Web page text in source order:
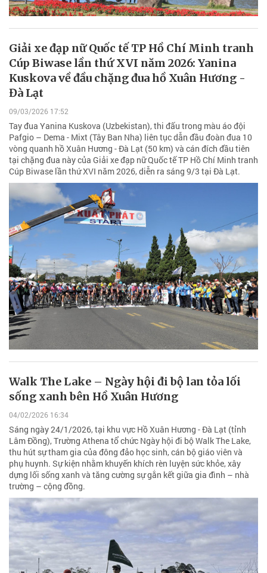
Giải xe đạp nữ Quốc tế TP Hồ Chí Minh tranh
Cúp Biwase lần thứ XVI năm 2026: Yanina
Kuskova về đầu chặng đua hồ Xuân Hương -
Đà Lạt
09/03/2026 17:52
Tay đua Yanina Kuskova (Uzbekistan), thi đấu trong màu áo đội
Pafgio – Dema - Mixt (Tây Ban Nha) liên tục dẫn đầu đoàn đua 10
vòng quanh hồ Xuân Hương - Đà Lạt (50 km) và cán đích đầu tiên
tại chặng đua này của Giải xe đạp nữ Quốc tế TP Hồ Chí Minh tranh
Cúp Biwase lần thứ XVI năm 2026, diễn ra sáng 9/3 tại Đà Lạt.
Walk The Lake – Ngày hội đi bộ lan tỏa lối
sống xanh bên Hồ Xuân Hương
04/02/2026 16:34
Sáng ngày 24/1/2026, tại khu vực Hồ Xuân Hương - Đà Lạt (tỉnh
Lâm Đồng), Trường Athena tổ chức Ngày hội đi bộ Walk The Lake,
thu hút sự tham gia của đông đảo học sinh, cán bộ giáo viên và
phụ huynh. Sự kiện nhằm khuyến khích rèn luyện sức khỏe, xây
dựng lối sống xanh và tăng cường sự gắn kết giữa gia đình – nhà
trường – cộng đồng.